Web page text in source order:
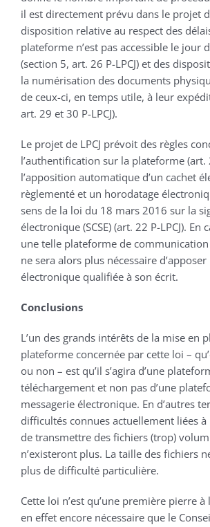
il est directement prévu dans le projet
disposition relative au respect des
plateforme n’est pas accessible le jour
(section 5, art. 26 P-LPCJ) et des
la numérisation des documents
de ceux-ci, en temps utile, à leur
art. 29 et 30 P-LPCJ).
Le projet de LPCJ prévoit des règles
l’authentification sur la plateforme (art.
l’apposition automatique d’un cachet
règlementé et un horodatage
sens de la loi du 18 mars 2016 sur la
électronique (SCSE) (art. 22 P-LPCJ). En
une telle plateforme de
ne sera alors plus nécessaire
électronique qualifiée à son écrit.
Conclusions
L’un des grands intérêts de la mise en
plateforme concernée par cette loi –
ou non – est qu’il s’agira d’une
téléchargement et non pas d’une
messagerie électronique. En d’autres
difficultés connues actuellement liées à
de transmettre des fichiers (trop)
n’existeront plus. La taille des fichiers
plus de difficulté particulière.
Cette loi n’est qu’une première pierre à
en effet encore nécessaire que le